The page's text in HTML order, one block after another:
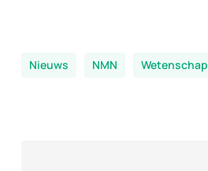
Nieuws NMN Wetenschap